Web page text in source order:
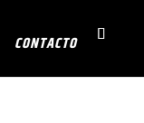
CONTACTO